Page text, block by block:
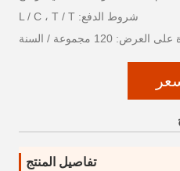
شروط الدفع: L / C ، T / T
العرض: 120 مجموعة / السنة
تفاصيل المنتج